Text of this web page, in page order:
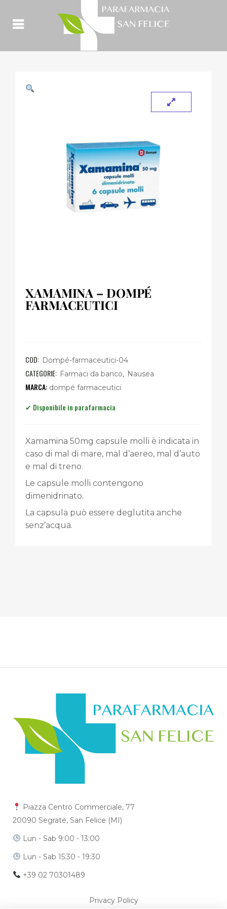
XAMAMINA – DOMPÉ
FARMACEUTICI
COD: Dompé-farmaceutici-04
CATEGORIE: Farmaci da banco
Nausea
dompé farmaceutici
Xamamina 50mg capsule molli è indicata in
caso di mal di mare, mal d’aereo, mal d’auto
e mal di treno.
Le capsule molli contengono
dimenidrinato.
La capsula può essere deglutita anche
senz’acqua.
Piazza Centro Commerciale, 77
20090 Segrate, San Felice (MI)
Lun - Sab 9:00 - 13:00
Lun - Sab 15:30 - 19:30
+39 02 70301489
Privacy Policy